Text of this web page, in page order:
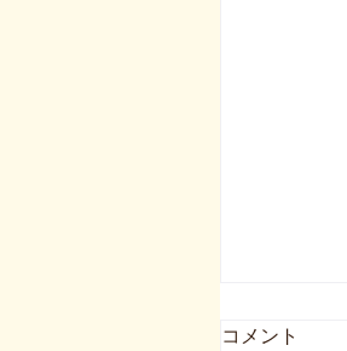
コメント